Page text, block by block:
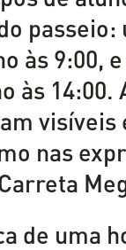
passeio:
às 9:00,
às 14:00.
nas
de uma